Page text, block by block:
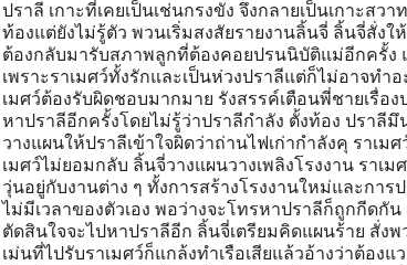
ปราลี เกาะที่เคยเป็นเช่นกรงขัง จึงกลายเป็นเกาะส
ท้องแต่ยังไม่รู้ตัว พวนเริ่มสงสัยรายงานลิ้นจี่ ลิ้นจี่สั่งใ
ต้องกลับมารับสภาพลูกที่ต้องคอยปรนนิบัติแม่อีกครั้ง
เพราะราเมศว์ทั้งรักและเป็นห่วงปราลีแต่ก็ไม่อาจทำ
เมศว์ต้องรับผิดชอบมากมาย รังสรรค์เตือนพี่ชายเรื่อ
หาปราลีอีกครั้งโดยไม่รู้ว่าปราลีกำลัง ตั้งท้อง ปราลี
วางแผนให้ปราลีเข้าใจผิดว่าถ่านไฟเก่ากำลังคุ ราเม
เมศว์ไม่ยอมกลับ ลิ้นจี่วางแผนวางเพลิงโรงงาน ราเ
วุ่นอยู่กับงานต่าง ๆ ทั้งการสร้างโรงงานใหม่และกา
ไม่มีเวลาของตัวเอง พอว่างจะโทรหาปราลีก็ถูกกีดกั
ตัดสินใจจะไปหาปราลีอีก ลิ้นจี่เตรียมคิดแผนร้าย สั่ง
เม่นที่ไปรับราเมศว์ก็แกล้งทำเรือเสียแล้วอ้างว่าต้องแ